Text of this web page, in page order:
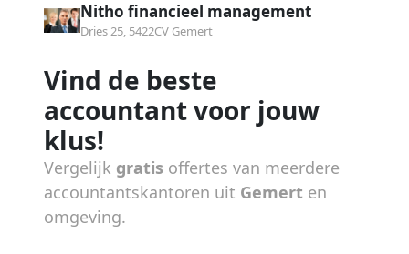
Nitho financieel management
Dries 25, 5422CV Gemert
Vind de beste
accountant voor jouw
klus!
Vergelijk gratis offertes van meerdere
accountantskantoren uit Gemert en
omgeving.